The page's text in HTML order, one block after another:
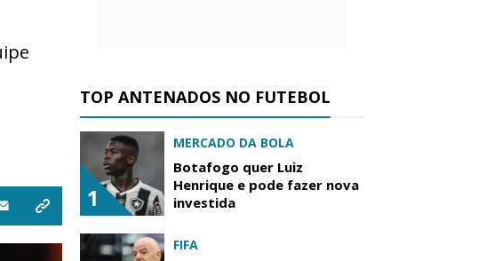
TOP ANTENADOS NO FUTEBOL
1
MERCADO DA BOLA
Botafogo quer Luiz
Henrique e pode fazer nova
investida
FIFA